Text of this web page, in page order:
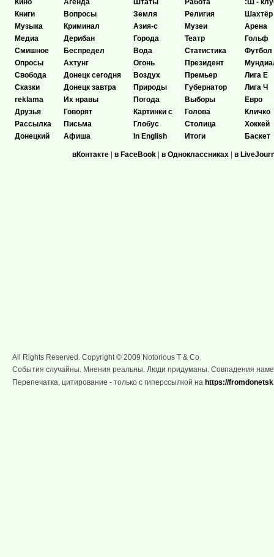
Книги
Музыка
Медиа
Смишное
Опросы
Свобода
Сказки
reklama
Друзья
Рассылка
Донецкий
Вопросы
Криминал
Дерибан
Беспредел
Ахтунг
Донецк сегодня
Донецк завтра
Их нравы
Говорят
Письма
Афиша
Земля
Азия-с
Города
Вода
Огонь
Воздух
Природы
Погода
Картинки с
Глобус
In English
Религия
Музеи
Театр
Статистика
Президент
Премьер
Губернатор
Выборы
Голова
Столица
Итоги
Шахтёр
Арена
Гольф
Футбол
Лига Е
Лига Ч
Евро
Кличко
Хоккей
Баскет
вКонтакте | в FaceBook | в Одноклассниках | в
All Rights Reserved. Copyright © 2009 Notorious T & Co
События случайны. Мнения реальны. Люди придуманы. Совпадения
Перепечатка, цитирование - только с гиперссылкой на https://